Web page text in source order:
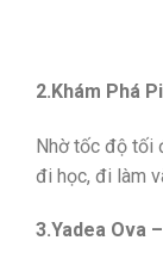
2.Khám Phá
Nhờ tốc độ tối
đi học, đi làm
3.Yadea Ova